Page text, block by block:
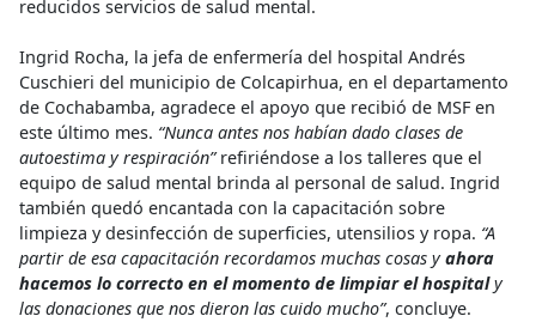
reducidos servicios de salud mental.
Ingrid Rocha, la jefa de enfermería del hospital Andrés
Cuschieri del municipio de Colcapirhua, en el departamento
de Cochabamba, agradece el apoyo que recibió de MSF en
este último mes. “Nunca antes nos habían dado clases de
autoestima y respiración”refiriéndose a los talleres que el
equipo de salud mental brinda al personal de salud. Ingrid
también quedó encantada con la capacitación sobre
limpieza y desinfección de superficies, utensilios y ropa. “A
partir de esa capacitación recordamos muchas cosas yahora
hacemos lo correcto en el momento de limpiar el hospitaly
las donaciones que nos dieron las cuido mucho”, concluye.